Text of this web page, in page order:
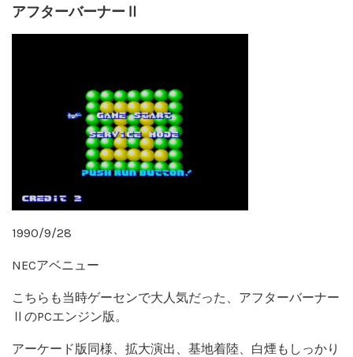
アフターバーナーⅡ
1990/9/28
NECアベニュー
こちらも当時ゲーセンで大人気だった、アフターバーナー
ⅡのPCエンジン版。
アーケード版同様、拡大演出、基地着陸、白煙もしっかり